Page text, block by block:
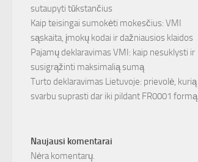
sutaupyti tūkstančius
Kaip teisingai sumokėti mokesčius: VMI
sąskaita, įmokų kodai ir dažniausios klaidos
Pajamų deklaravimas VMI: kaip nesuklysti ir
susigrąžinti maksimalią sumą
Turto deklaravimas Lietuvoje: prievolė, kurią
svarbu suprasti dar iki pildant FR0001 formą
Naujausi komentarai
Nėra komentarų.